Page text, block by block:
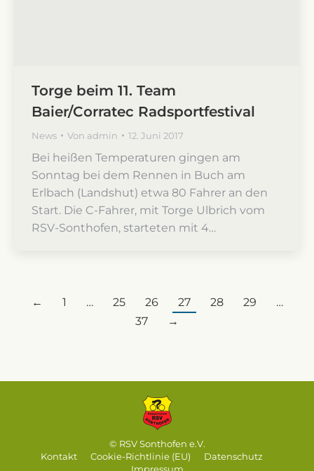
Torge beim 11. Team
Baier/Corratec Radsportfestival
News Von admin 12. Juni 2017
Bei heißen Temperaturen gingen am
Sonntag bei dem Rennen in Buch am
Erlbach (Landshut) etwa 80 Fahrer an den
Start. Die C-Fahrer, mit Torge Ulbrich vom
RSV-Sonthofen, starteten mit 4…
← 1 … 25 26 27 28 29
…
37
→
© RSV Sonthofen e.V.
Kontakt
Cookie-Richtlinie (EU)
Datenschutz